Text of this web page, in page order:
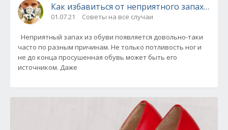
Как избавиться от неприятного запаха из
01.07.21 Советы на все случаи
Неприятный запах из обуви появляется довольно-таки
часто по разным причинам. Не только потливость ног и
не до конца просушенная обувь может быть его
источником. Даже